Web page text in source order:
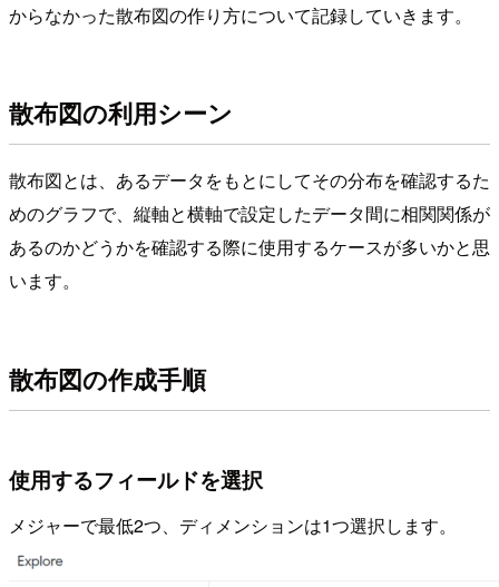
からなかった散布図の作り方について記録していきます。
散布図の利用シーン
散布図とは、あるデータをもとにしてその分布を確認するた
めのグラフで、縦軸と横軸で設定したデータ間に相関関係が
あるのかどうかを確認する際に使用するケースが多いかと思
います。
散布図の作成手順
使用するフィールドを選択
メジャーで最低2つ、ディメンションは1つ選択します。